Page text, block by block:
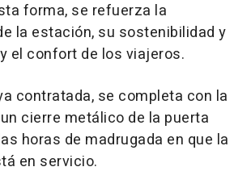
forma, se refuerza la
la estación, su sostenibilidad y
el confort de los viajeros.
contratada, se completa con la
cierre metálico de la puerta
horas de madrugada en que la
en servicio.